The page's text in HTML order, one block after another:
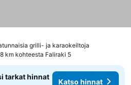
grilli- ja karaokeiltoja
hinnat
km kohteesta Faliraki 5
tarkat hinnat
Katso hinnat